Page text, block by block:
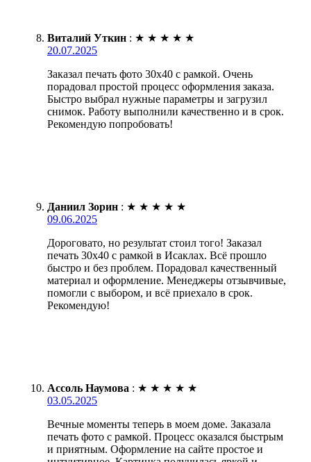
Виталий Уткин : ★ ★ ★ ★ ★
20.07.2025
Заказал печать фото 30х40 с рамкой. Очень
порадовал простой процесс оформления заказа.
Быстро выбрал нужные параметры и загрузил
снимок. Работу выполнили качественно и в срок.
Рекомендую попробовать!
Даниил Зорин : ★ ★ ★ ★ ★
09.06.2025
Дороговато, но результат стоил того! Заказал
печать 30х40 с рамкой в Исаклах. Всё прошло
быстро и без проблем. Порадовал качественный
материал и оформление. Менеджеры отзывчивые,
помогли с выбором, и всё приехало в срок.
Рекомендую!
Ассоль Наумова : ★ ★ ★ ★ ★
03.05.2025
Вечные моменты теперь в моем доме. Заказала
печать фото с рамкой. Процесс оказался быстрым
и приятным. Оформление на сайте простое и